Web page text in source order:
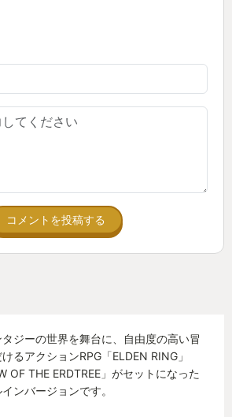
すかな。この感覚。
むなんてこともしたこと
のです。ご納得頂けましたか？
ません！ご覧になってるあなた
ウル)をひと狩り行こうじゃありま
途切れている………。
コメントを投稿する
ジーの世界を舞台に、自由度の高い冒
るアクションRPG「ELDEN RING」
OF THE ERDTREE」がセットになった
ンバージョンです。